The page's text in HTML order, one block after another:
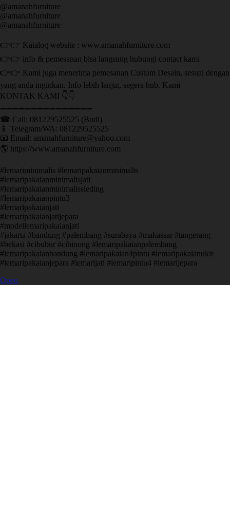
@amanahfurniture
@amanahfurniture
@amanahfurniture
👉👉 Katalog website : www.amanahfurniture.com
👉👉 info & pemesanan bisa langsung hubungi contact kami
👉👉 Kami juga menerima pemesanan Custom Desain, sesuai dengan
yang anda inginkan. Info lebih lanjut, segera hub. Kami
KONTAK KAMI 👇👇
➖➖➖➖➖➖➖➖➖➖➖➖➖➖➖ ㅤ
☎ Call: 081229525525 (Budi)
📱 Telegram/WA: 081229525525
📧 Email: amanahfurniture@yahoo.com
🌎 https://www.amanahfurniture.com
#lemariminimalis #lemaripakaianminimalis
#lemaripakaianminimalisjati
#lemaripakaianminimalissleding
#lemaripakaianpintu3
#lemaripakaianjati
#lemaripakaianjatijepara
#modellemaripakaianjati
#jakarta #bandung #palembang #surabaya #makassar #tangerang
#bekasi #cibubur #cibinong #lemaripakaianpalembang
#lemaripakaianbandung #lemaripakaian4pintu #lemaripakaianukir
#lemaripakaianjepara #lemarijati #lemaripintu4 #lemarijepara
Open